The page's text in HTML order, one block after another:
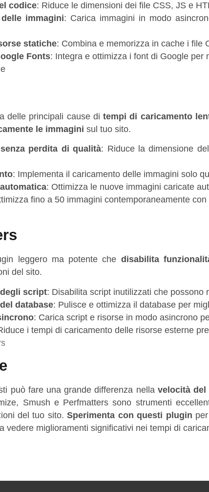
codice: Riduce le dimensioni dei file CSS, JS e
immagini: Carica immagini in modo
statiche: Combina e memorizza in cache i file
Fonts: Integra e ottimizza i font di Google per
delle principali cause ditempi di caricamento
le immagini sul tuo sito.
perdita di qualità: Riduce la dimensione
: Implementa il caricamento delle immagini solo
: Ottimizza le nuove immagini caricate
fino a 50 immagini contemporaneamente con
leggero ma potente che disabilita
del sito.
script: Disabilita script inutilizzati che possono
database: Pulisce e ottimizza il database per
: Carica script e risorse in modo asincrono
i tempi di caricamento delle risorse esterne
può fare una grande differenza nella velocità del
Smush e Perfmatters sono strumenti
del tuo sito.Sperimenta con questi plugin
vedere miglioramenti significativi nei tempi di